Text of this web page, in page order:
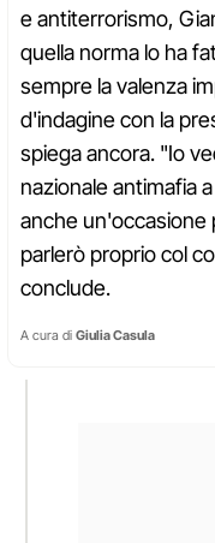
e antiterrorismo,
quella norma lo ha
sempre la valenza
d'indagine con la
spiega ancora. "Io
nazionale antimafia
anche un'occasione
parlerò proprio col
conclude.
A cura di Giulia Casula